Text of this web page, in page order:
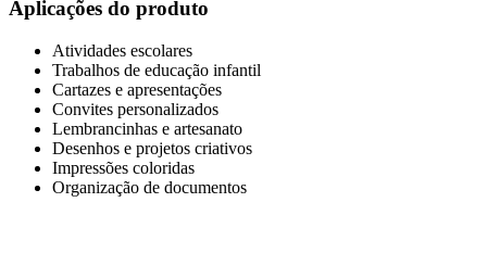
Aplicações do produto
Atividades escolares
Trabalhos de educação infantil
Cartazes e apresentações
Convites personalizados
Lembrancinhas e artesanato
Desenhos e projetos criativos
Impressões coloridas
Organização de documentos